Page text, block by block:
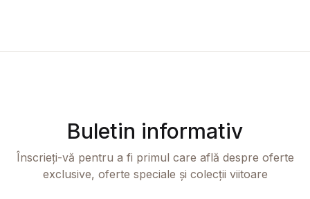
Buletin informativ
Înscrieți-vă pentru a fi primul care află despre oferte
exclusive, oferte speciale și colecții viitoare